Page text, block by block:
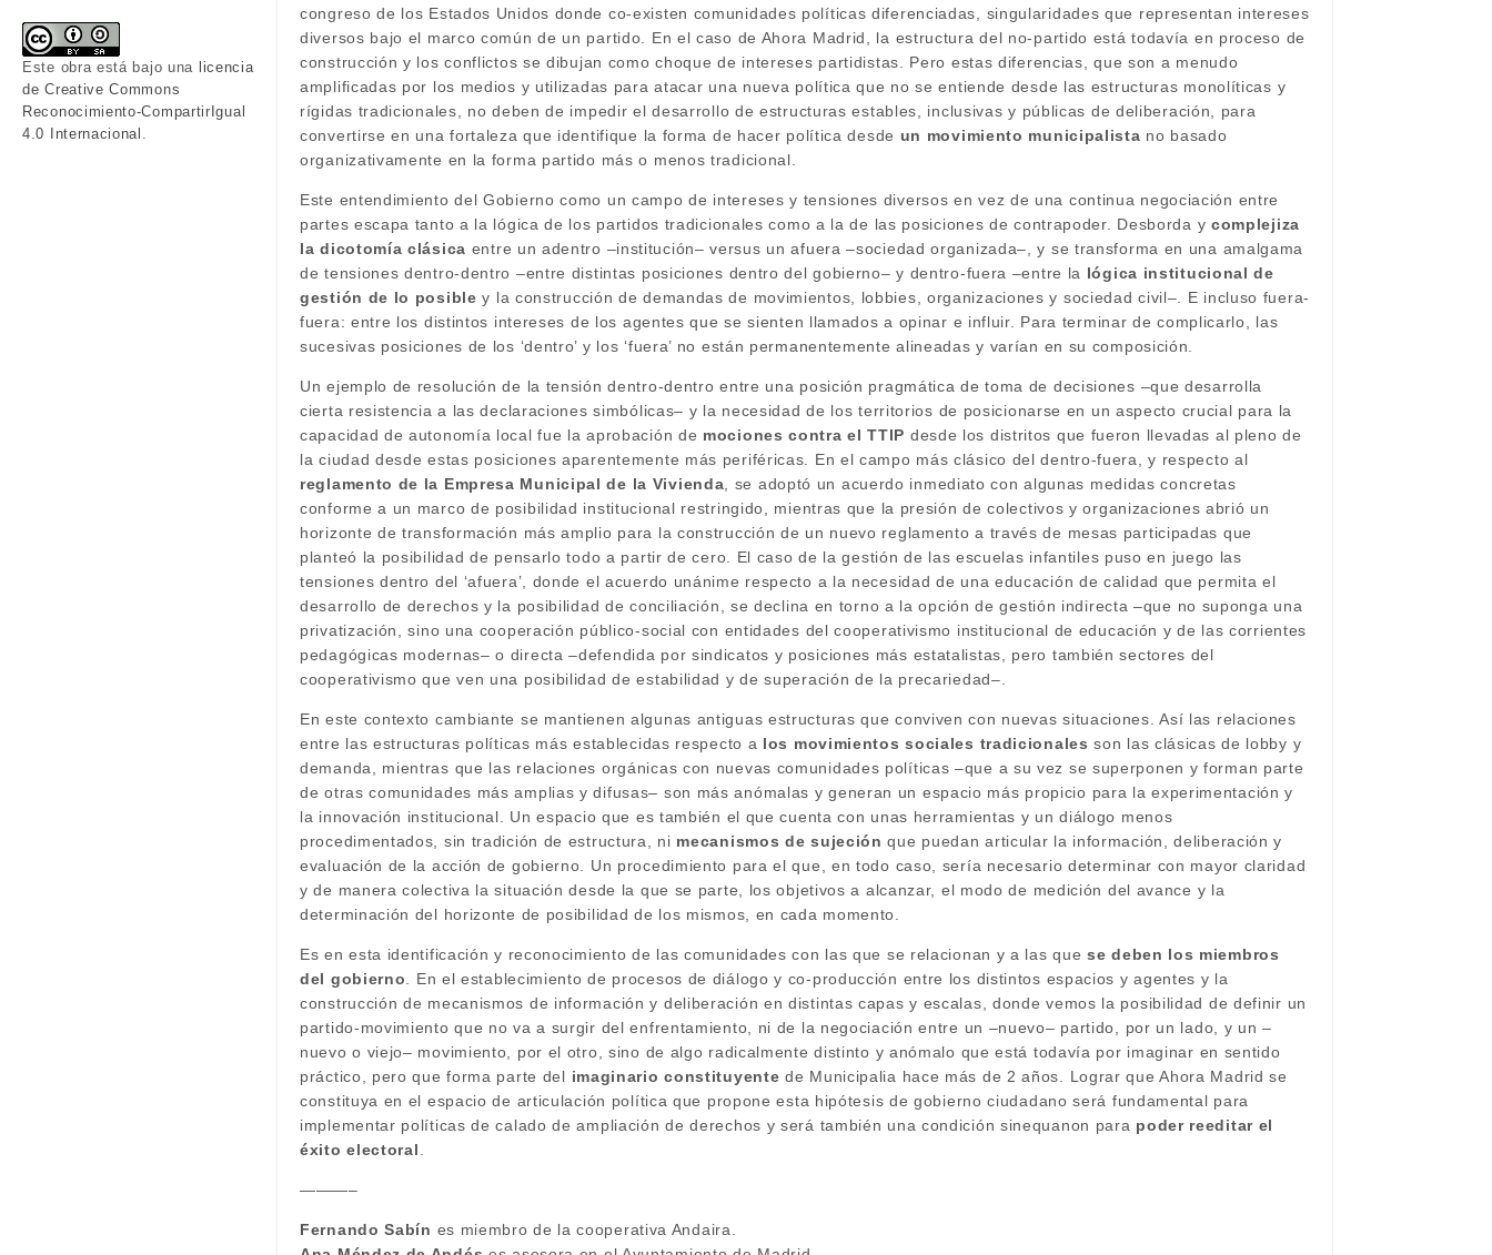
Este obra está bajo una
licencia
de Creative Commons
Reconocimiento-CompartirIgual
4.0 Internacional .
congreso de los Estados Unidos donde co-existen comunidades políticas diferenciadas, singularidades que representan intereses
diversos bajo el marco común de un partido. En el caso de Ahora Madrid, la estructura del no-partido está todavía en proceso de
construcción y los conflictos se dibujan como choque de intereses partidistas. Pero estas diferencias, que son a menudo
amplificadas por los medios y utilizadas para atacar una nueva política que no se entiende desde las estructuras monolíticas y
rígidas tradicionales, no deben de impedir el desarrollo de estructuras estables, inclusivas y públicas de deliberación, para
convertirse en una fortaleza que identifique la forma de hacer política desde un movimiento municipalista no basado
organizativamente en la forma partido más o menos tradicional.
Este entendimiento del Gobierno como un campo de intereses y tensiones diversos en vez de una continua negociación entre
partes escapa tanto a la lógica de los partidos tradicionales como a la de las posiciones de contrapoder. Desborda y complejiza
la dicotomía clásica entre un adentro –institución– versus un afuera –sociedad organizada–, y se transforma en una amalgama
de tensiones dentro-dentro –entre distintas posiciones dentro del gobierno– y dentro-fuera –entre la lógica institucional de
gestión de lo posible y la construcción de demandas de movimientos, lobbies, organizaciones y sociedad civil–. E incluso fuera-
fuera: entre los distintos intereses de los agentes que se sienten llamados a opinar e influir. Para terminar de complicarlo, las
sucesivas posiciones de los ‘dentro’ y los ‘fuera’ no están permanentemente alineadas y varían en su composición.
Un ejemplo de resolución de la tensión dentro-dentro entre una posición pragmática de toma de decisiones –que desarrolla
cierta resistencia a las declaraciones simbólicas– y la necesidad de los territorios de posicionarse en un aspecto crucial para la
capacidad de autonomía local fue la aprobación de mociones contra el TTIP desde los distritos que fueron llevadas al pleno de
la ciudad desde estas posiciones aparentemente más periféricas. En el campo más clásico del dentro-fuera, y respecto al
reglamento de la Empresa Municipal de la Vivienda , se adoptó un acuerdo inmediato con algunas medidas concretas
conforme a un marco de posibilidad institucional restringido, mientras que la presión de colectivos y organizaciones abrió un
horizonte de transformación más amplio para la construcción de un nuevo reglamento a través de mesas participadas que
planteó la posibilidad de pensarlo todo a partir de cero. El caso de la gestión de las escuelas infantiles puso en juego las
tensiones dentro del ‘afuera’, donde el acuerdo unánime respecto a la necesidad de una educación de calidad que permita el
desarrollo de derechos y la posibilidad de conciliación, se declina en torno a la opción de gestión indirecta –que no suponga una
privatización, sino una cooperación público-social con entidades del cooperativismo institucional de educación y de las corrientes
pedagógicas modernas– o directa –defendida por sindicatos y posiciones más estatalistas, pero también sectores del
cooperativismo que ven una posibilidad de estabilidad y de superación de la precariedad–.
En este contexto cambiante se mantienen algunas antiguas estructuras que conviven con nuevas situaciones. Así las relaciones
entre las estructuras políticas más establecidas respecto a los movimientos sociales tradicionales son las clásicas de lobby y
demanda, mientras que las relaciones orgánicas con nuevas comunidades políticas –que a su vez se superponen y forman parte
de otras comunidades más amplias y difusas– son más anómalas y generan un espacio más propicio para la experimentación y
la innovación institucional. Un espacio que es también el que cuenta con unas herramientas y un diálogo menos
procedimentados, sin tradición de estructura, ni mecanismos de sujeción que puedan articular la información, deliberación y
evaluación de la acción de gobierno. Un procedimiento para el que, en todo caso, sería necesario determinar con mayor claridad
y de manera colectiva la situación desde la que se parte, los objetivos a alcanzar, el modo de medición del avance y la
determinación del horizonte de posibilidad de los mismos, en cada momento.
Es en esta identificación y reconocimiento de las comunidades con las que se relacionan y a las que se deben los miembros
del gobierno . En el establecimiento de procesos de diálogo y co-producción entre los distintos espacios y agentes y la
construcción de mecanismos de información y deliberación en distintas capas y escalas, donde vemos la posibilidad de definir un
partido-movimiento que no va a surgir del enfrentamiento, ni de la negociación entre un –nuevo– partido, por un lado, y un –
nuevo o viejo– movimiento, por el otro, sino de algo radicalmente distinto y anómalo que está todavía por imaginar en sentido
práctico, pero que forma parte del imaginario constituyente de Municipalia hace más de 2 años. Lograr que Ahora Madrid se
constituya en el espacio de articulación política que propone esta hipótesis de gobierno ciudadano será fundamental para
implementar políticas de calado de ampliación de derechos y será también una condición sinequanon para poder reeditar el
éxito electoral
———–
Fernando Sabín es miembro de la cooperativa Andaira.